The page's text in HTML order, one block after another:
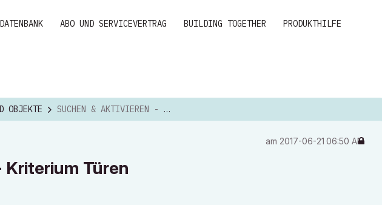
ABO UND SERVICEVERTRAG BUILDING TOGETHER PRODUKTHILFE
OBJEKTE SUCHEN & AKTIVIEREN - KRITERIUM TÜREN
am ‎2017-06-21 06:50 AM
Türen